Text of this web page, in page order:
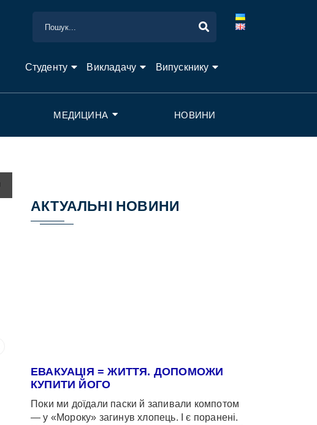
Студенту Викладачу Випускнику
МЕДИЦИНА НОВИНИ
АКТУАЛЬНІ НОВИНИ
ЕВАКУАЦІЯ = ЖИТТЯ. ДОПОМОЖИ
КУПИТИ ЙОГО
Поки ми доїдали паски й запивали компотом
— у «Мороку» загинув хлопець. І є поранені.